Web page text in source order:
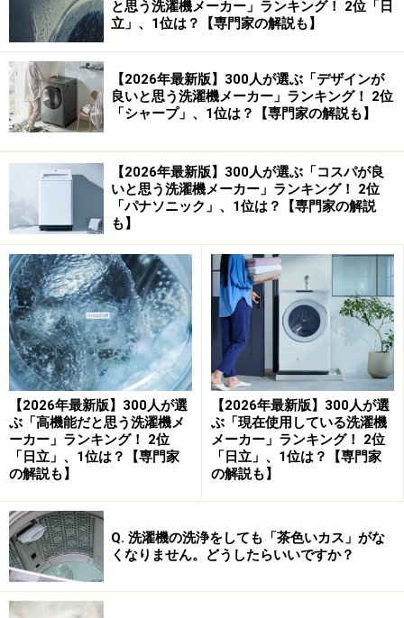
と思う洗濯機メーカー」ランキング！ 2位「日
立」、1位は？【専門家の解説も】
【2026年最新版】300人が選ぶ「デザインが
良いと思う洗濯機メーカー」ランキング！ 2位
「シャープ」、1位は？【専門家の解説も】
【2026年最新版】300人が選ぶ「コスパが良
いと思う洗濯機メーカー」ランキング！ 2位
「パナソニック」、1位は？【専門家の解説
も】
【2026年最新版】300人が選
ぶ「高機能だと思う洗濯機メ
ーカー」ランキング！ 2位
「日立」、1位は？【専門家
の解説も】
【2026年最新版】300人が選
ぶ「現在使用している洗濯機
メーカー」ランキング！ 2位
「日立」、1位は？【専門家
の解説も】
Q. 洗濯機の洗浄をしても「茶色いカス」がな
くなりません。どうしたらいいですか？